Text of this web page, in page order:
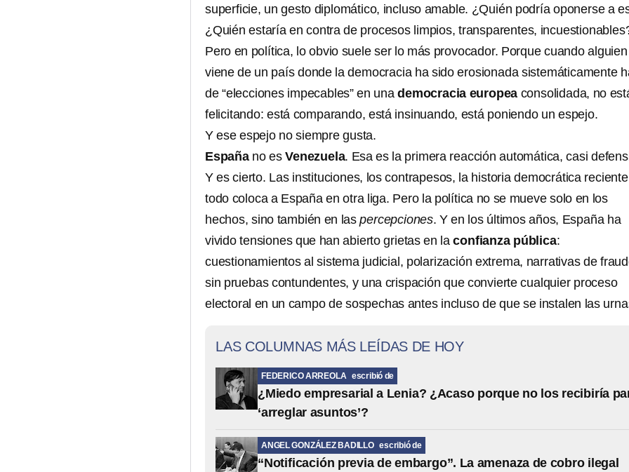
superficie, un gesto diplomático, incluso amable. ¿Quién podría oponerse a
¿Quién estaría en contra de procesos limpios, transparentes,
Pero en política, lo obvio suele ser lo más provocador. Porque cuando
viene de un país donde la democracia ha sido erosionada sistemáticamente
de “elecciones impecables” en unademocracia europea consolidada, no
felicitando: está comparando, está insinuando, está poniendo un espejo.
Y ese espejo no siempre gusta.
España no esVenezuela. Esa es la primera reacción automática, casi
Y es cierto. Las instituciones, los contrapesos, la historia democrática
todo coloca a España en otra liga. Pero la política no se mueve solo en los
hechos, sino también en laspercepciones. Y en los últimos años, España ha
vivido tensiones que han abierto grietas en laconfianza pública:
cuestionamientos al sistema judicial, polarización extrema, narrativas de
sin pruebas contundentes, y una crispación que convierte cualquier proceso
electoral en un campo de sospechas antes incluso de que se instalen las
LAS COLUMNAS MÁS LEÍDAS DE HOY
FEDERICO ARREOLA escribió de
¿Miedo empresarial a Lenia? ¿Acaso porque no los recibiría
‘arreglar asuntos’?
ANGEL GONZÁLEZ BADILLO escribió de
“Notificación previa de embargo”. La amenaza de cobro ilegal